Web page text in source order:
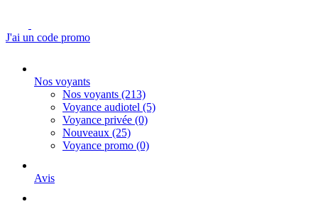
J'ai un code promo
Nos voyants
Nos voyants (213)
Voyance audiotel (5)
Voyance privée (0)
Nouveaux (25)
Voyance promo (0)
Avis